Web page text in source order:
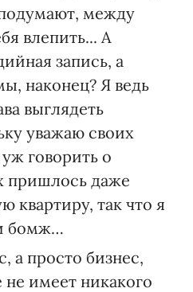
между
влепить... А
запись, а
наконец? Я ведь
выглядеть
уважаю своих
говорить о
пришлось даже
квартиру, так что я
бомж…
а просто бизнес,
имеет никакого